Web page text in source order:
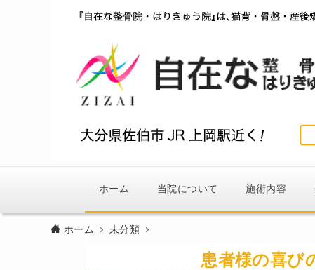
ホーム 当院について 施術内容
ホーム 未分類
患者様の喜び